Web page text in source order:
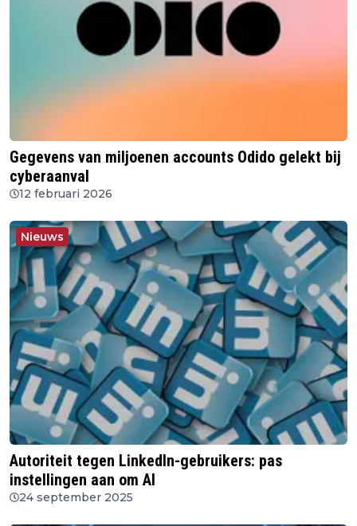
Gegevens van miljoenen accounts Odido gelekt bij
cyberaanval
12 februari 2026
Nieuws
Autoriteit tegen LinkedIn-gebruikers: pas
instellingen aan om AI
24 september 2025